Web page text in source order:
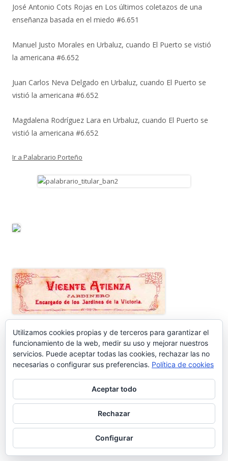
José Antonio Cots Rojas en Los últimos coletazos de una
enseñanza basada en el miedo #6.651
Manuel Justo Morales en Urbaluz, cuando El Puerto se vistió
la americana #6.652
Juan Carlos Neva Delgado en Urbaluz, cuando El Puerto se
vistió la americana #6.652
Magdalena Rodríguez Lara en Urbaluz, cuando El Puerto se
vistió la americana #6.652
Ir a Palabrario Porteño
ENTRADAS RECIENTES
¿Dónde está Calleja? #6.659
Carta protesta a Don Pedro Muñoz Seca #6.658
El antiguo campo del Racing y la iniciativa solidaria de Elías
Utilizamos cookies propias y de terceros para garantizar el
funcionamiento de la web, medir su uso y mejorar nuestros
servicios. Puede aceptar todas las cookies, rechazar las no
necesarias o configurar sus preferencias. Política de cookies
Aceptar todo
Rechazar
Configurar